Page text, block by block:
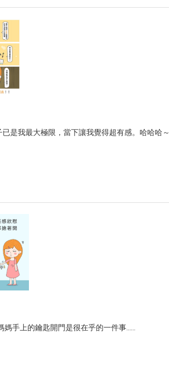
是我最大極限，當下讓我覺得超有感。哈哈哈～
手上的鑰匙開門是很在乎的一件事......